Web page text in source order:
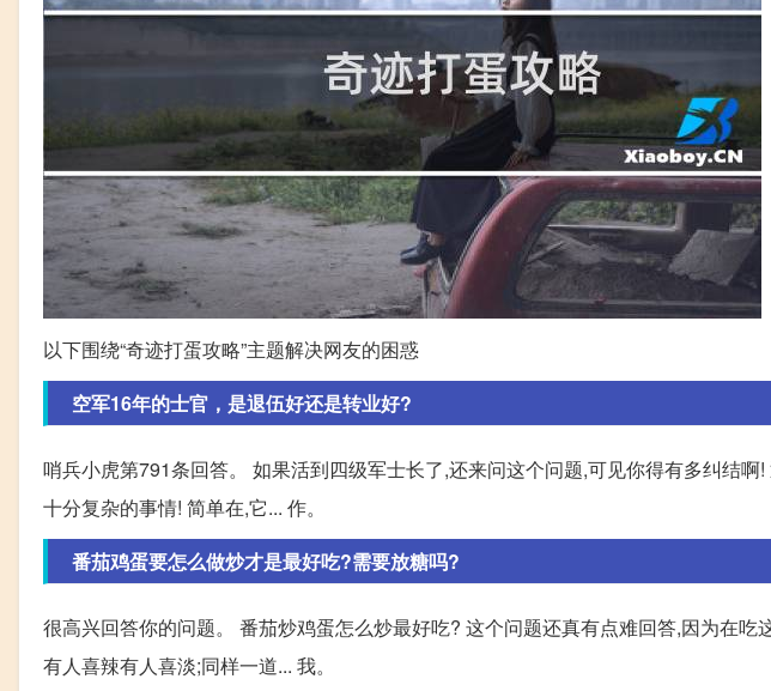
以下围绕“奇迹打蛋攻略”主题解决网友的困惑
空军16年的士官，是退伍好还是转业好?
哨兵小虎第791条回答。 如果活到四级军士长了,还来问这个问题,可见你得有多纠结
十分复杂的事情! 简单在,它... 作。
番茄鸡蛋要怎么做炒才是最好吃?需要放糖吗?
很高兴回答你的问题。 番茄炒鸡蛋怎么炒最好吃? 这个问题还真有点难回答,因为在吃
有人喜辣有人喜淡;同样一道... 我。